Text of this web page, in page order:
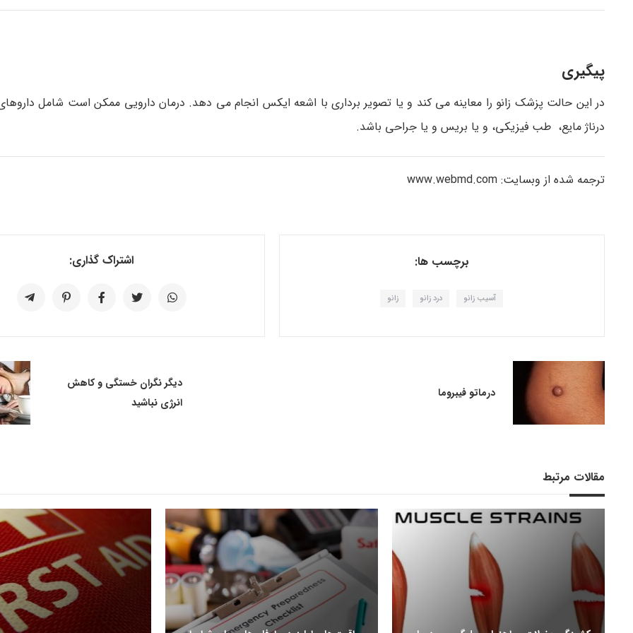
پیگیری
در این حالت پزشک زانو را معاینه می کند و یا تصویر برداری با اشعه ایکس انجام می دهد. درمان دارویی ممکن است شامل
درناژ مایع، طب فیزیکی، و یا بریس و یا جراحی باشد.
ترجمه شده از وبسایت: www.webmd.com
برچسب ها:
آسیب زانو درد زانو زانو
اشتراک گذاری:
درماتو فیبروما
دیگر نگران خستگی و کاهش
انرژی نباشید
مقالات مرتبط